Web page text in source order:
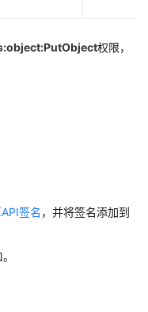
权限，
签名 ，并将签名添加到